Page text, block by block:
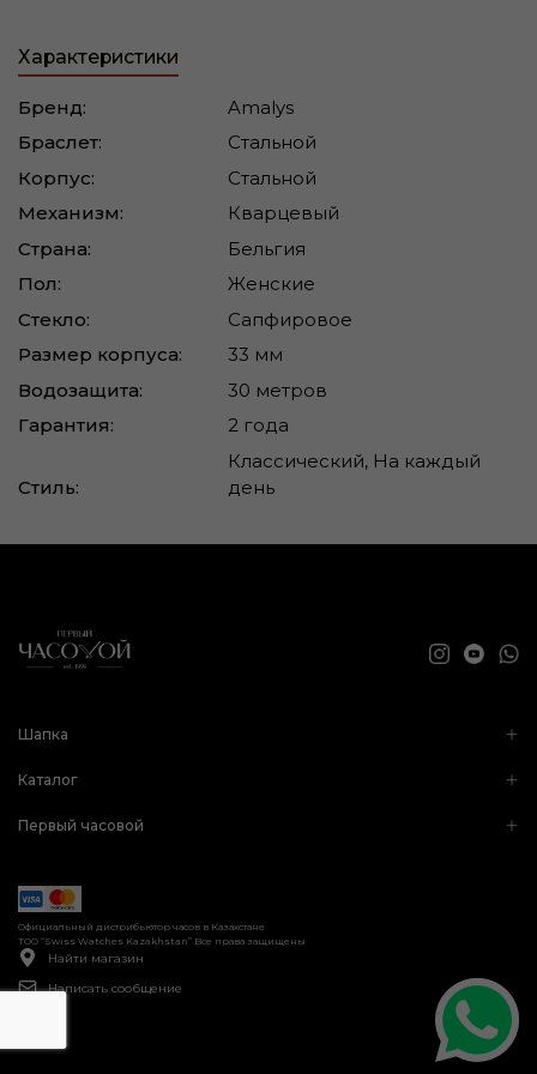
Характеристики
Бренд:
Amalys
Браслет:
Стальной
Корпус:
Стальной
Механизм:
Кварцевый
Страна:
Бельгия
Пол:
Женские
Стекло:
Сапфировое
Размер корпуса:
33 мм
Водозащита:
30 метров
Гарантия:
2 года
Стиль:
Классический, На каждый
день
Шапка
Каталог
Первый часовой
Найти магазин
Написать сообщение
ТОО “Swiss Watches Kazakhstan” Все права защищены
Официальный дистрибьютор часов в Казахстане